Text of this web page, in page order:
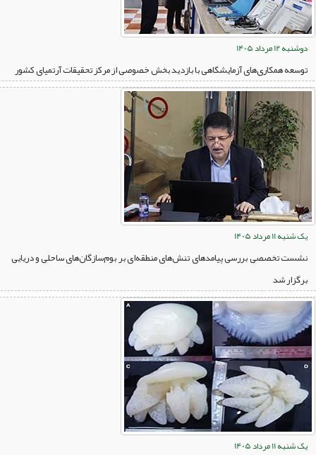
دوشنبه 12 مرداد 1405
توسعه همکاری‌های آزمایشگاهی با بازدید بخش خصوصی از مرکز تحقیقات آرتمیای کشور
یک شنبه 11 مرداد 1405
نشست تخصصی بررسی پیامدهای تنش‌های منطقه‌ای بر بوم‌سازگان‌های ساحلی و دریایی
برگزار شد
یک شنبه 11 مرداد 1405